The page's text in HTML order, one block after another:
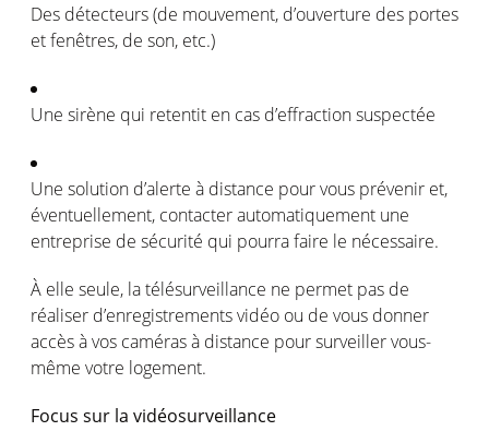
Des détecteurs(de mouvement, d’ouverture des portes
etfenêtres, de son, etc.)
Une sirène qui retentit en cas d’effractionsuspectée
Une solution d’alerte à distance pourvous prévenir et,
éventuellement, contacterautomatiquement une
entreprise de sécurité qui pourrafaire le nécessaire.
À elle seule, latélésurveillance ne permet pas de
réaliser d’enregistrementsvidéo ou de vous donner
accèsàvos camérasà distance poursurveillervous-
même votre logement.
Focus sur la vidéosurveillance